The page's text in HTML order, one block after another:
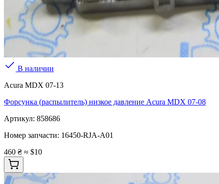
В наличии
Acura MDX 07-13
Форсунка (распылитель) низкое давление Acura MDX 07-08
Артикул: 858686
Номер запчасти: 16450-RJA-A01
460 ₴ ≈ $10